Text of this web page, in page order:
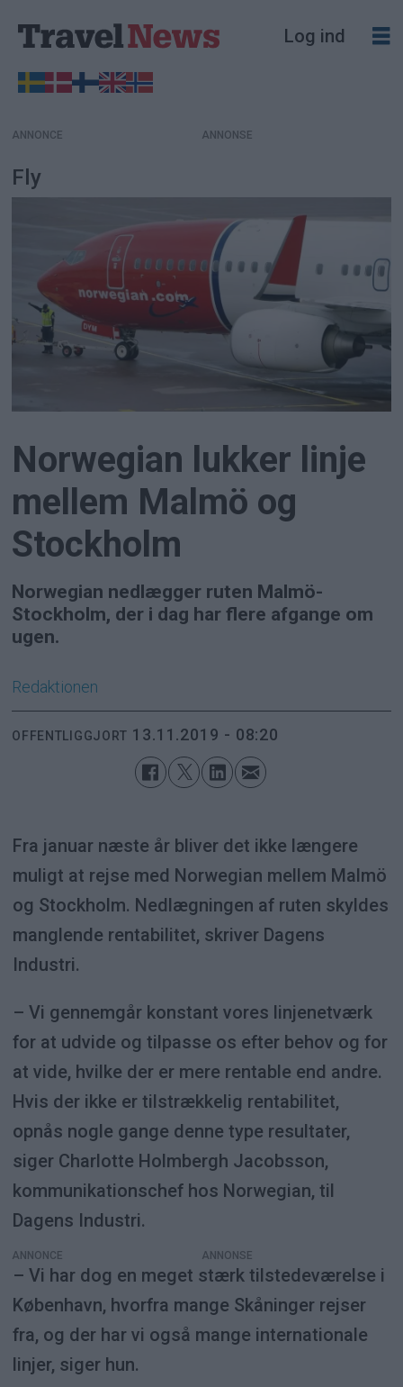
Log ind
ANNONCE
Fly
Norwegian lukker linje
mellem Malmö og
Stockholm
Norwegian nedlægger ruten Malmö-
Stockholm, der i dag har flere afgange om
ugen.
Redaktionen
OFFENTLIGGJORT 13.11.2019 - 08:20
Fra januar næste år bliver det ikke længere
muligt at rejse med Norwegian mellem Malmö
og Stockholm. Nedlægningen af ruten skyldes
manglende rentabilitet, skriver Dagens
Industri.
– Vi gennemgår konstant vores linjenetværk
for at udvide og tilpasse os efter behov og for
at vide, hvilke der er mere rentable end andre.
Hvis der ikke er tilstrækkelig rentabilitet,
opnås nogle gange denne type resultater,
siger Charlotte Holmbergh Jacobsson,
kommunikationschef hos Norwegian, til
Dagens Industri.
ANNONCE
– Vi har dog en meget stærk tilstedeværelse i
København, hvorfra mange Skåninger rejser
fra, og der har vi også mange internationale
linjer, siger hun.